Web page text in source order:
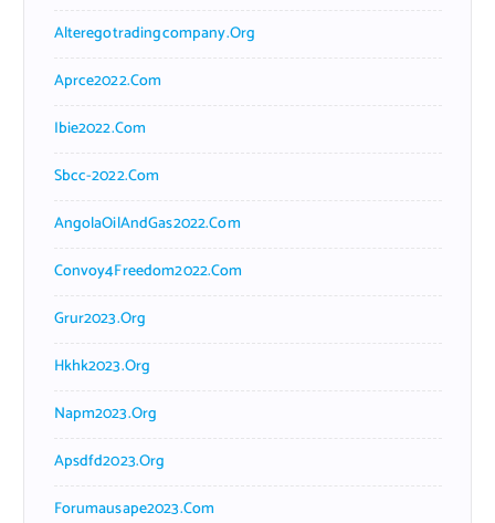
Alteregotradingcompany.org
Aprce2022.com
Ibie2022.com
Sbcc-2022.com
AngolaOilAndGas2022.com
Convoy4Freedom2022.com
Grur2023.org
Hkhk2023.org
Napm2023.org
Apsdfd2023.org
Forumausape2023.com